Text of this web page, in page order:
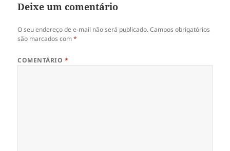
Deixe um comentário
O seu endereço de e-mail não será publicado. Campos obrigatórios
são marcados com*
COMENTÁRIO *